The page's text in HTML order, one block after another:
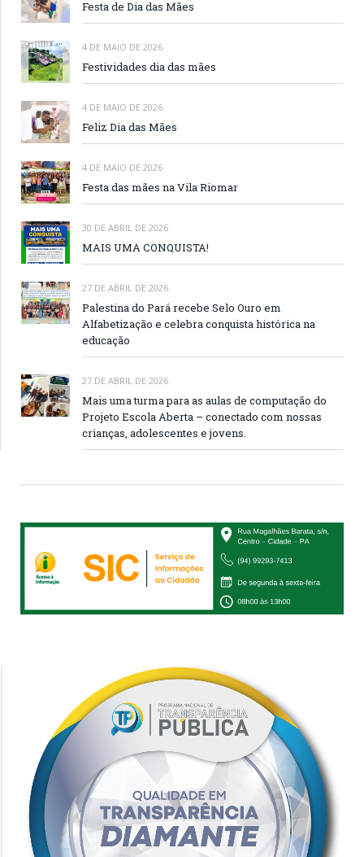
Festa de Dia das Mães
4 DE MAIO DE 2026
Festividades dia das mães
4 DE MAIO DE 2026
Feliz Dia das Mães
4 DE MAIO DE 2026
Festa das mães na Vila Riomar
30 DE ABRIL DE 2026
MAIS UMA CONQUISTA!
27 DE ABRIL DE 2026
Palestina do Pará recebe Selo Ouro em
Alfabetização e celebra conquista histórica na
educação
27 DE ABRIL DE 2026
Mais uma turma para as aulas de computação do
Projeto Escola Aberta – conectado com nossas
crianças, adolescentes e jovens.